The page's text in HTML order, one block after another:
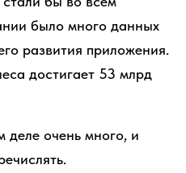
было много данных
развития приложения.
достигает 53 млрд
деле очень много, и